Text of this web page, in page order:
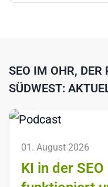
SEO IM OHR, DER
SÜDWEST:
01. August 2026
KI in der